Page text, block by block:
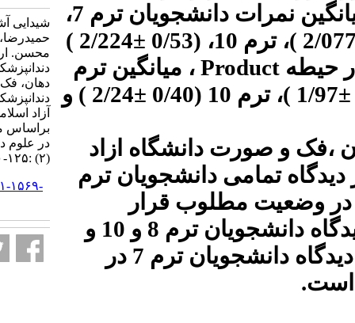
، میانگین نمرات دانشجویان ترم 7،
±
2/224 )
، میانگین ترم
±
2/24 ) و
ازاد
دانشجویان ترم
قرار
از دیدگاه دانشجویان ترم 8 و 10 و
11 در وضعیت مطلوب ولی از دیدگاه دانشجویان ترم 7 در
شیدایی آشتیانی بیتا، محاسنی اقدم
حمیدرضا، لاسمی اسحق، شلالوند
محسن. ارزشیابی برنامه آموزشی
دندانپزشکی عمومی گروه جراحی
دهان، فک و صورت در دانشکده
دندانپزشکی دانشگاه علوم پزشکی
آزاد اسلامی تهران در سال ۱۴۰۳
براساس مدل CIPP. مجله تحقیق
در علوم دندانپزشکی. ۱۴۰۴; ۲۲
(۲) :۱۲۵-۱۴۰
URL:http://jrds.ir/article-۱-۱۵۶۹-